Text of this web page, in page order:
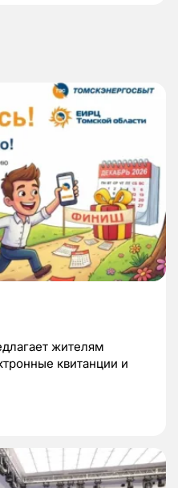
жителям
квитанции и